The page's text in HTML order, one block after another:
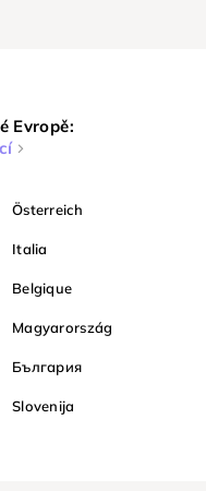
Evropě:
Österreich
Italia
Belgique
Magyarország
България
Slovenija